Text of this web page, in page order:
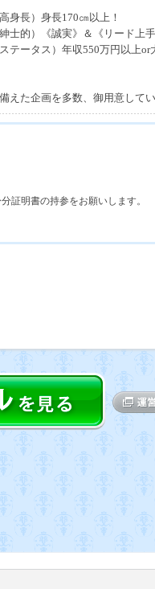
身長）身長170㎝以上！
士的）《誠実》＆《リード上手
テータス）年収550万円以上or
えた企画を多数、御用意してい
証明書の持参をお願いします。